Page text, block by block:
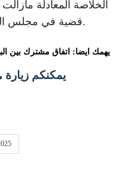
الخلاصة المعادلة
قضية في مجلس الدولة بشرط أن تكون صيدلاني.
يهمك ايضا: اتفاق مشترك بين
يمكنكم زيارة